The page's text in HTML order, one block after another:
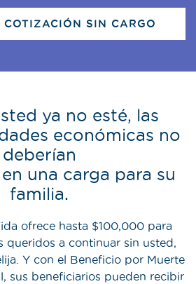
COTIZACIÓN SIN CARGO
ya no esté, las
económicas no
deberían
una carga para su
familia.
ofrece hasta $100,000 para
queridos a continuar sin usted,
Y con el Beneficio por Muerte
sus beneficiarios pueden recibir